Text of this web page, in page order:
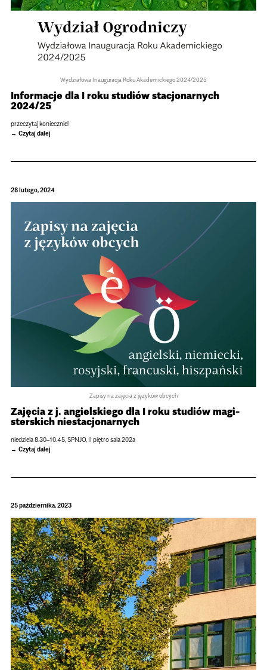
Wydzia­łowa Inau­gu­ra­cja Roku Aka­de­mic­kiego 2024/2025
Infor­ma­cje dla I roku stu­diów sta­cjo­nar­nych
2024/25
prze­czy­taj koniecz­nie!
Czytaj dalej
28 lutego, 2024
Zapisy na zajęcia z języków obcych
Zaję­cia z j. angiel­skiego dla I roku stu­diów magi­
ster­skich nie­sta­cjo­nar­nych
nie­dziela 8.30–10.45, SPNJO, II pię­tro sala 202a
Czytaj dalej
25 października, 2023